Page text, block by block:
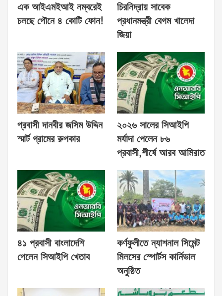
এক আইএমইআই নম্বরেই
চলছে পৌনে ৪ কোটি ফোন!
চিরনিদ্রায় সাবেক
প্রধানমন্ত্রী বেগম খালেদা
জিয়া
প্রবাসী দানবীর জসিম উদ্দিন
স্মার্ট গ্রামের রুপকার
২০২৬ সালের সিআইপি
মর্যাদা পেলেন ৮৬
প্রবাসী,শীর্ষে আরব আমিরাত
৪১ প্রবাসী বাংলাদেশি
পেলেন সিআইপি খেতাব
কর্ণফুলীতে ন্যাশনাল সিমেন্ট
মিলসের স্পোর্টস কার্নিভাল
অনুষ্ঠিত